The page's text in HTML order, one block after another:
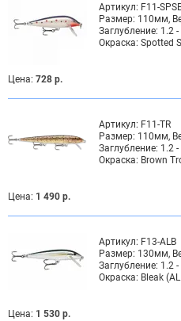
Артикул: F11-
Размер: 110мм,
Заглубление: 1.2
Окраска: Spotted
Цена: 728 р.
Артикул: F11-TR
Размер: 110мм,
Заглубление: 1.2
Окраска: Brown
Цена: 1 490 р.
Артикул: F13-ALB
Размер: 130мм,
Заглубление: 1.2
Окраска: Bleak
Цена: 1 530 р.